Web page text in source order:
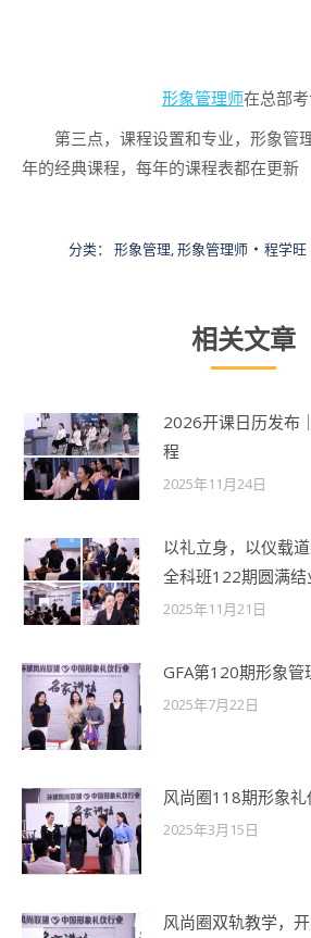
形象管理师在总部
第三点，课程设置和专业，形象管
年的经典课程，每年的课程表都在更新
分类： 形象管理,形象管理师 程学旺
相关文章
2026开课日历发布
程
2025年11月24日
以礼立身，以仪载
全科班122期圆满结
2025年11月21日
GFA第120期形象
2025年7月22日
风尚圈118期形象
2025年3月15日
风尚圈双轨教学，